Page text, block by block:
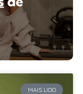
MAIS LIDO